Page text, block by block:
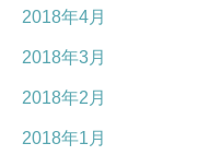
2018年4月
2018年3月
2018年2月
2018年1月